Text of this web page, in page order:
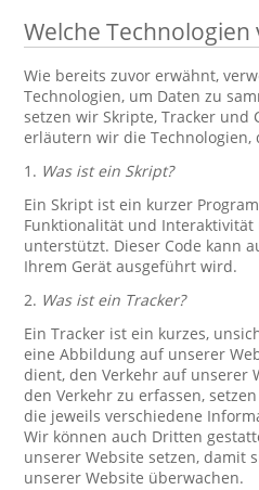
Welche
Wie bereits zuvor erwähnt,
Technologien, um Daten zu
setzen wir Skripte, Tracker und
erläutern wir die Technologien,
1. Was ist ein Skript?
Ein Skript ist ein kurzer
Funktionalität und Interaktivität
unterstützt. Dieser Code kann
Ihrem Gerät ausgeführt wird.
2. Was ist ein Tracker?
Ein Tracker ist ein kurzes,
eine Abbildung auf unserer
dient, den Verkehr auf unserer
den Verkehr zu erfassen,
die jeweils verschiedene
Wir können auch Dritten
unserer Website setzen, damit
unserer Website überwachen.